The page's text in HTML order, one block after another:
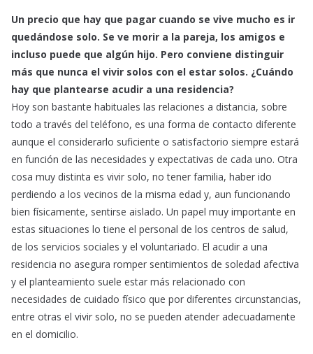
Un precio que hay que pagar cuando se vive mucho es ir
quedándose solo. Se ve morir a la pareja, los amigos e
incluso puede que algún hijo. Pero conviene distinguir
más que nunca el vivir solos con el estar solos. ¿Cuándo
hay que plantearse acudir a una residencia?
Hoy son bastante habituales las relaciones a distancia, sobre
todo a través del teléfono, es una forma de contacto diferente
aunque el considerarlo suficiente o satisfactorio siempre estará
en función de las necesidades y expectativas de cada uno. Otra
cosa muy distinta es vivir solo, no tener familia, haber ido
perdiendo a los vecinos de la misma edad y, aun funcionando
bien físicamente, sentirse aislado. Un papel muy importante en
estas situaciones lo tiene el personal de los centros de salud,
de los servicios sociales y el voluntariado. El acudir a una
residencia no asegura romper sentimientos de soledad afectiva
y el planteamiento suele estar más relacionado con
necesidades de cuidado físico que por diferentes circunstancias,
entre otras el vivir solo, no se pueden atender adecuadamente
en el domicilio.